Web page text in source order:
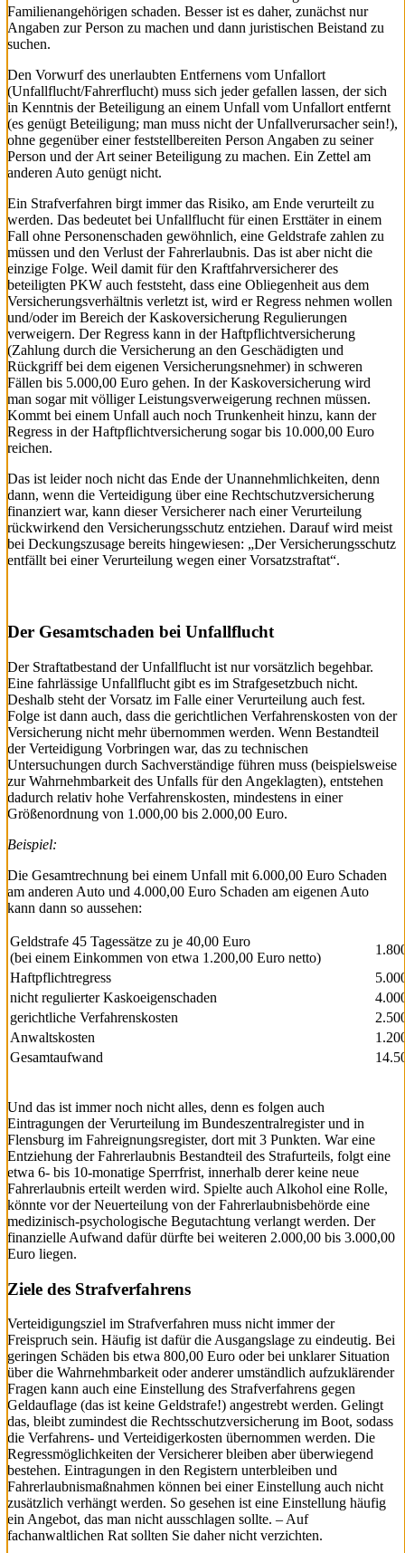
Familienangehörigen schaden. Besser ist es daher, zunächst nur
Angaben zur Person zu machen und dann juristischen Beistand zu
suchen.
Den Vorwurf des unerlaubten Entfernens vom Unfallort
(Unfallflucht/Fahrerflucht) muss sich jeder gefallen lassen, der sich
in Kenntnis der Beteiligung an einem Unfall vom Unfallort entfernt
(es genügt Beteiligung; man muss nicht der Unfallverursacher sein!),
ohne gegenüber einer feststellbereiten Person Angaben zu seiner
Person und der Art seiner Beteiligung zu machen. Ein Zettel am
anderen Auto genügt nicht.
Ein Strafverfahren birgt immer das Risiko, am Ende verurteilt zu
werden. Das bedeutet bei Unfallflucht für einen Ersttäter in einem
Fall ohne Personenschaden gewöhnlich, eine Geldstrafe zahlen zu
müssen und den Verlust der Fahrerlaubnis. Das ist aber nicht die
einzige Folge. Weil damit für den Kraftfahrversicherer des
beteiligten PKW auch feststeht, dass eine Obliegenheit aus dem
Versicherungsverhältnis verletzt ist, wird er Regress nehmen wollen
und/oder im Bereich der Kaskoversicherung Regulierungen
verweigern. Der Regress kann in der Haftpflichtversicherung
(Zahlung durch die Versicherung an den Geschädigten und
Rückgriff bei dem eigenen Versicherungsnehmer) in schweren
Fällen bis 5.000,00 Euro gehen. In der Kaskoversicherung wird
man sogar mit völliger Leistungsverweigerung rechnen müssen.
Kommt bei einem Unfall auch noch Trunkenheit hinzu, kann der
Regress in der Haftpflichtversicherung sogar bis 10.000,00 Euro
reichen.
Das ist leider noch nicht das Ende der Unannehmlichkeiten, denn
dann, wenn die Verteidigung über eine Rechtschutzversicherung
finanziert war, kann dieser Versicherer nach einer Verurteilung
rückwirkend den Versicherungsschutz entziehen. Darauf wird meist
bei Deckungszusage bereits hingewiesen: „Der Versicherungsschutz
entfällt bei einer Verurteilung wegen einer Vorsatzstraftat“.
Der Gesamtschaden bei Unfallflucht
Der Straftatbestand der Unfallflucht ist nur vorsätzlich begehbar.
Eine fahrlässige Unfallflucht gibt es im Strafgesetzbuch nicht.
Deshalb steht der Vorsatz im Falle einer Verurteilung auch fest.
Folge ist dann auch, dass die gerichtlichen Verfahrenskosten von der
Versicherung nicht mehr übernommen werden. Wenn Bestandteil
der Verteidigung Vorbringen war, das zu technischen
Untersuchungen durch Sachverständige führen muss (beispielsweise
zur Wahrnehmbarkeit des Unfalls für den Angeklagten), entstehen
dadurch relativ hohe Verfahrenskosten, mindestens in einer
Größenordnung von 1.000,00 bis 2.000,00 Euro.
Beispiel:
Die Gesamtrechnung bei einem Unfall mit 6.000,00 Euro Schaden
am anderen Auto und 4.000,00 Euro Schaden am eigenen Auto
kann dann so aussehen:
Geldstrafe 45 Tagessätze zu je 40,00 Euro
(bei einem Einkommen von etwa 1.200,00 Euro netto)
Haftpflichtregress
nicht regulierter Kaskoeigenschaden
gerichtliche Verfahrenskosten
Anwaltskosten
Gesamtaufwand
Und das ist immer noch nicht alles, denn es folgen auch
Eintragungen der Verurteilung im Bundeszentralregister und in
Flensburg im Fahreignungsregister, dort mit 3 Punkten. War eine
Entziehung der Fahrerlaubnis Bestandteil des Strafurteils, folgt eine
etwa 6- bis 10-monatige Sperrfrist, innerhalb derer keine neue
Fahrerlaubnis erteilt werden wird. Spielte auch Alkohol eine Rolle,
könnte vor der Neuerteilung von der Fahrerlaubnisbehörde eine
medizinisch-psychologische Begutachtung verlangt werden. Der
finanzielle Aufwand dafür dürfte bei weiteren 2.000,00 bis 3.000,00
Euro liegen.
Ziele des Strafverfahrens
Verteidigungsziel im Strafverfahren muss nicht immer der
Freispruch sein. Häufig ist dafür die Ausgangslage zu eindeutig. Bei
geringen Schäden bis etwa 800,00 Euro oder bei unklarer Situation
über die Wahrnehmbarkeit oder anderer umständlich aufzuklärender
Fragen kann auch eine Einstellung des Strafverfahrens gegen
Geldauflage (das ist keine Geldstrafe!) angestrebt werden. Gelingt
das, bleibt zumindest die Rechtsschutzversicherung im Boot, sodass
die Verfahrens- und Verteidigerkosten übernommen werden. Die
Regressmöglichkeiten der Versicherer bleiben aber überwiegend
bestehen. Eintragungen in den Registern unterbleiben und
Fahrerlaubnismaßnahmen können bei einer Einstellung auch nicht
zusätzlich verhängt werden. So gesehen ist eine Einstellung häufig
ein Angebot, das man nicht ausschlagen sollte. – Auf
fachanwaltlichen Rat sollten Sie daher nicht verzichten.